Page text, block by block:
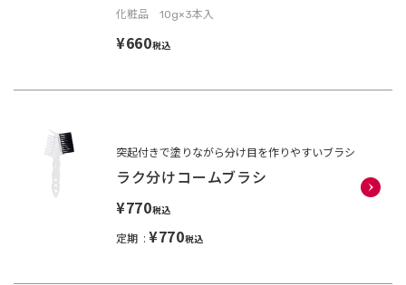
化粧品 10g×3本入
¥660税込
突起付きで塗りながら分け目を作りやすいブラシ
ラク分けコームブラシ
¥770税込
定期 ¥770税込